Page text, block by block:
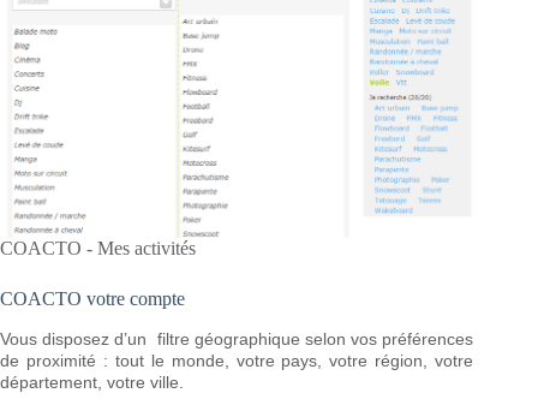
COACTO - Mes activités
COACTO votre compte
Vous disposez d’un filtre géographique selon vos préférences
de proximité : tout le monde, votre pays, votre région, votre
département, votre ville.